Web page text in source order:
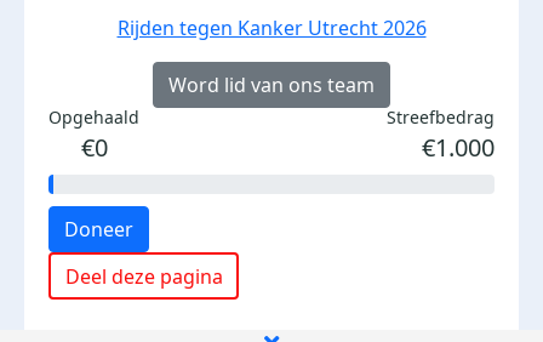
Rijden tegen Kanker Utrecht 2026
Word lid van ons team
Opgehaald
€0
Streefbedrag
€1.000
Doneer
Deel deze pagina